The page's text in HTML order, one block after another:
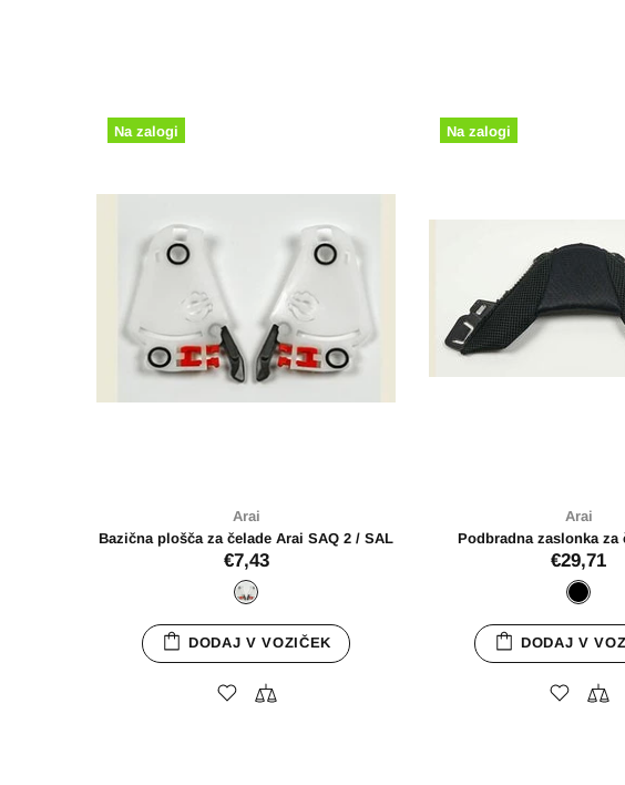
Na zalogi
Arai
Čelada SZ-R Evo Diamond Black
€769,00
SZ-R Evo
Na zalogi
Arai
Vijaki za vizir Tour-
€6,57
DODAJ V